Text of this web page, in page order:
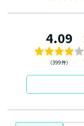
4.09
（399件）